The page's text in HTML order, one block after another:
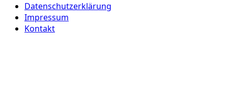
Datenschutzerklärung
Impressum
Kontakt